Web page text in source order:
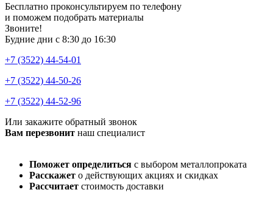
Бесплатно проконсультируем по телефону
и поможем подобрать материалы
Звоните!
Будние дни с 8:30 до 16:30
+7 (3522) 44-54-01
+7 (3522) 44-50-26
+7 (3522) 44-52-96
Или закажите обратный звонок
Вам перезвонит наш специалист
Поможет определиться с выбором металлопроката
Расскажет о действующих акциях и скидках
Рассчитает стоимость доставки